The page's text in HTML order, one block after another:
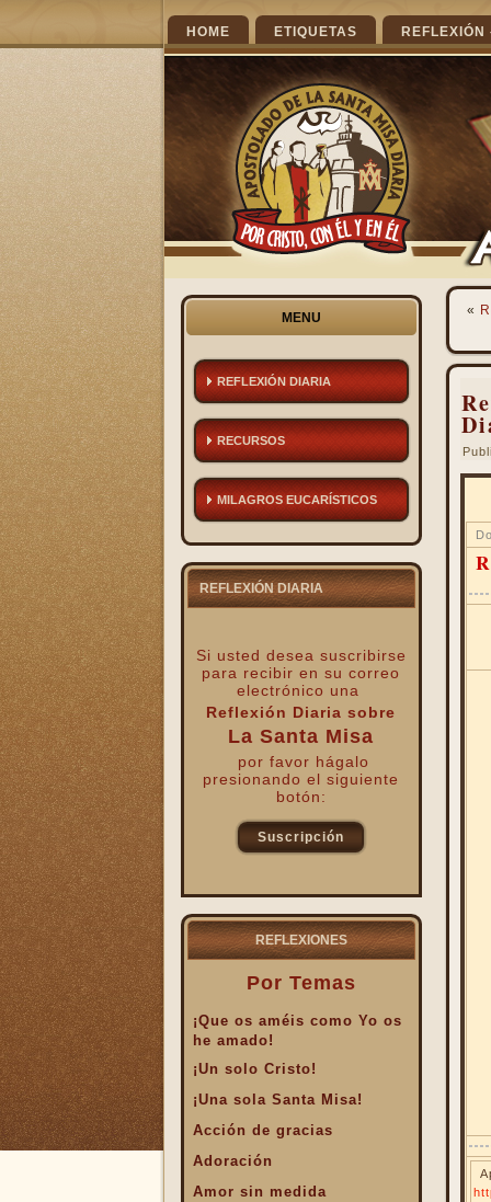
HOME ETIQUETAS
MENU
REFLEXIÓN DIARIA
RECURSOS
MILAGROS EUCARÍSTICOS
REFLEXIÓN DIARIA
Si usted desea suscribirse
para recibir en su correo
electrónico una
Reflexión Diaria sobre
La Santa Misa
por favor hágalo
presionando el siguiente
botón:
Suscripción
REFLEXIONES
Por Temas
¡Que os améis como Yo os
he amado!
¡Un solo Cristo!
¡Una sola Santa Misa!
Acción de gracias
Adoración
Amor sin medida
«